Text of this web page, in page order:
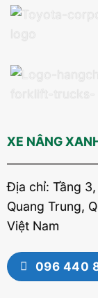
XE NÂNG
Địa chỉ: Tầng
Quang Trung,
Việt Nam
096 440